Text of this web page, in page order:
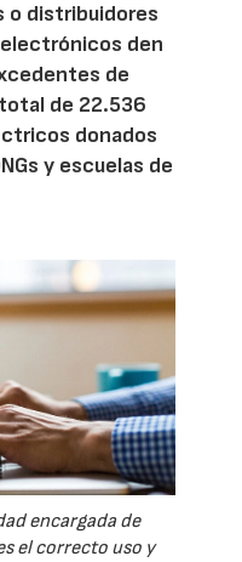
distribuidores
den
de
de 22.536
donados
y escuelas de
encargada de
el correcto uso y